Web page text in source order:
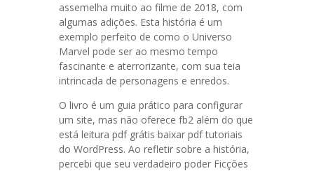
assemelha muito ao filme de 2018, com
algumas adições. Esta história é um
exemplo perfeito de como o Universo
Marvel pode ser ao mesmo tempo
fascinante e aterrorizante, com sua teia
intrincada de personagens e enredos.
O livro é um guia prático para configurar
um site, mas não oferece fb2 além do que
está leitura pdf grátis baixar pdf tutoriais
do WordPress. Ao refletir sobre a história,
percebi que seu verdadeiro poder Ficções